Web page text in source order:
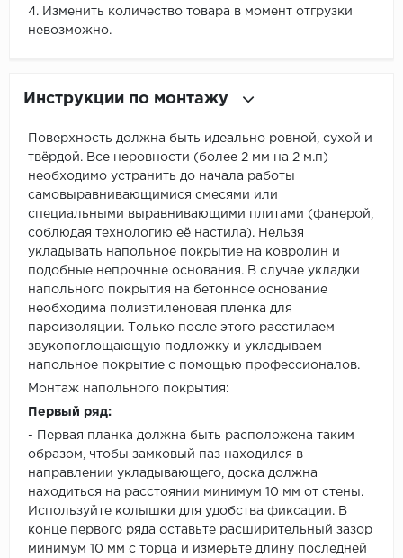
4. Изменить количество товара в момент отгрузки
невозможно.
Инструкции по монтажу
Поверхность должна быть идеально ровной, сухой и
твёрдой. Все неровности (более 2 мм на 2 м.п)
необходимо устранить до начала работы
самовыравнивающимися смесями или
специальными выравнивающими плитами (фанерой,
соблюдая технологию её настила). Нельзя
укладывать напольное покрытие на ковролин и
подобные непрочные основания. В случае укладки
напольного покрытия на бетонное основание
необходима полиэтиленовая пленка для
пароизоляции. Только после этого расстилаем
звукопоглощающую подложку и укладываем
напольное покрытие с помощью профессионалов.
Монтаж напольного покрытия:
Первый ряд:
- Первая планка должна быть расположена таким
образом, чтобы замковый паз находился в
направлении укладывающего, доска должна
находиться на расстоянии минимум 10 мм от стены.
Используйте колышки для удобства фиксации. В
конце первого ряда оставьте расширительный зазор
минимум 10 мм с торца и измерьте длину последней